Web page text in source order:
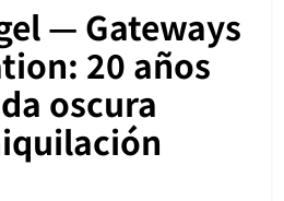
— Gateways
20 años
oscura